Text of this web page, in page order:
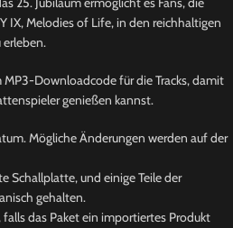
IX, Melodies of Life, in den reichhaltigen
Downloadcode für die Tracks, damit
genießen kannst.
Mögliche Änderungen werden auf der
Schallplatte, und einige Teile der
gehalten.
das Paket ein importiertes Produkt